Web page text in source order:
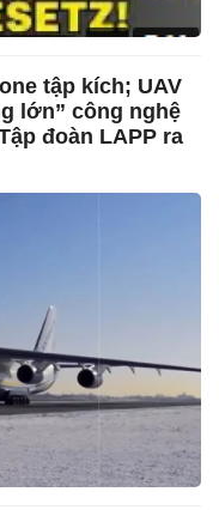
tập kích; UAV
lớn” công nghệ
đoàn LAPP ra